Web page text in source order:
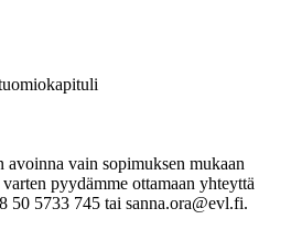
vain sopimuksen mukaan
pyydämme ottamaan yhteyttä
50 5733 745 tai sanna.ora@evl.fi.